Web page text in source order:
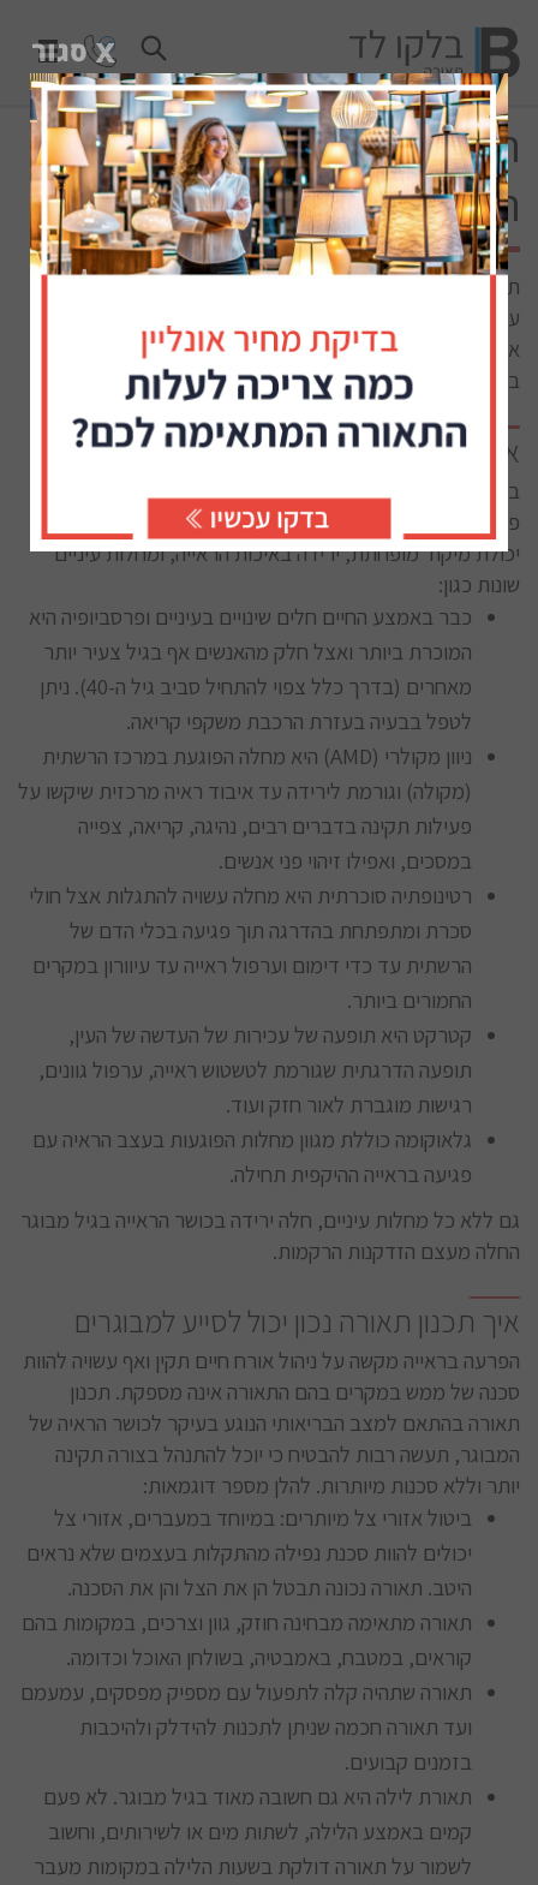
תכנון תאורה לאוכלוסייה
המבוגרת
תכנון תאורה נכון ומדויק יספק שביעות רצון, שימושיות יעילה,
עיצוב מוצלח וגם בטיחות. עבור האוכלוסייה המבוגרת קיימים
אתגרים שונים שחייבים לקחת בחשבון על מנת להבטיח את
בטיחותם ואורח חיים קל ומהנה.
אלו שינויים חלים בראייה בגיל מבוגר
בגיל מבוגר, מערכות הגוף עוברות הזדקנות הדרגתית אשר
פוגעת גם במערכות עיניים וגורמת להפרעות ראייה שונות כולל
יכולת מיקוד מופחתת, ירידה באיכות הראייה, ומחלות עיניים
שונות כגון:
כבר באמצע החיים חלים שינויים בעיניים ופרסביופיה היא
המוכרת ביותר ואצל חלק מהאנשים אף בגיל צעיר יותר
מאחרים (בדרך כלל צפוי להתחיל סביב גיל ה-40). ניתן
לטפל בבעיה בעזרת הרכבת משקפי קריאה.
ניוון מקולרי (AMD) היא מחלה הפוגעת במרכז הרשתית
(מקולה) וגורמת לירידה עד איבוד ראיה מרכזית שיקשו על
פעילות תקינה בדברים רבים, נהיגה, קריאה, צפייה
במסכים, ואפילו זיהוי פני אנשים.
רטינופתיה סוכרתית היא מחלה עשויה להתגלות אצל חולי
סכרת ומתפתחת בהדרגה תוך פגיעה בכלי הדם של
הרשתית עד כדי דימום וערפול ראייה עד עיוורון במקרים
החמורים ביותר.
קטרקט היא תופעה של עכירות של העדשה של העין,
תופעה הדרגתית שגורמת לטשטוש ראייה, ערפול גוונים,
רגישות מוגברת לאור חזק ועוד.
גלאוקומה כוללת מגוון מחלות הפוגעות בעצב הראיה עם
פגיעה בראייה ההיקפית תחילה.
גם ללא כל מחלות עיניים, חלה ירידה בכושר הראייה בגיל מבוגר
החלה מעצם הזדקנות הרקמות.
איך תכנון תאורה נכון יכול לסייע למבוגרים
הפרעה בראייה מקשה על ניהול אורח חיים תקין ואף עשויה להוות
סכנה של ממש במקרים בהם התאורה אינה מספקת. תכנון
תאורה בהתאם למצב הבריאותי הנוגע בעיקר לכושר הראיה של
המבוגר, תעשה רבות להבטיח כי יוכל להתנהל בצורה תקינה
יותר וללא סכנות מיותרות. להלן מספר דוגמאות:
ביטול אזורי צל מיותרים: במיוחד במעברים, אזורי צל
יכולים להוות סכנת נפילה מהתקלות בעצמים שלא נראים
היטב. תאורה נכונה תבטל הן את הצל והן את הסכנה.
תאורה מתאימה מבחינה חוזק, גוון וצרכים, במקומות בהם
קוראים, במטבח, באמבטיה, בשולחן האוכל וכדומה.
תאורה שתהיה קלה לתפעול עם מספיק מפסקים, עמעמם
ועד תאורה חכמה שניתן לתכנות להידלק ולהיכבות
בזמנים קבועים.
תאורת לילה היא גם חשובה מאוד בגיל מבוגר. לא פעם
קמים באמצע הלילה, לשתות מים או לשירותים, וחשוב
לשמור על תאורה דולקת בשעות הלילה במקומות מעבר